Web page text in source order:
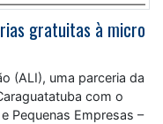
gratuitas à micro
(ALI), uma parceria da
com o
Pequenas Empresas –